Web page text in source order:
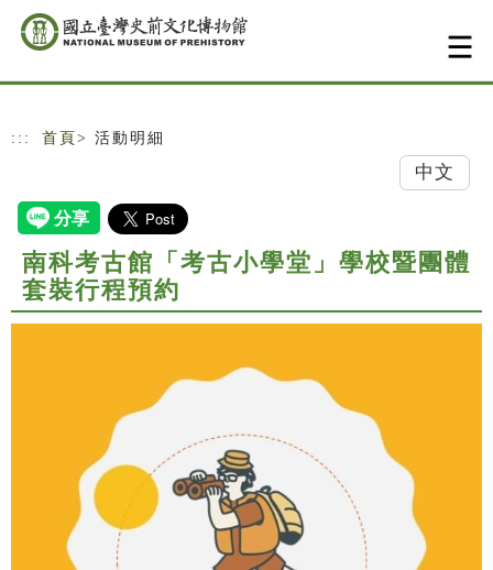
跳到主要內容
網站導覽
::: 首頁 > 活動明細
中文
南科考古館「考古小學堂」學校暨團體
套裝行程預約